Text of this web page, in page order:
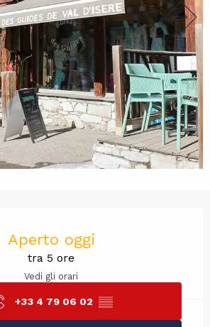
Aperto oggi
tra 5 ore
Vedi gli orari
+33 4 79 06 02 ▒▒